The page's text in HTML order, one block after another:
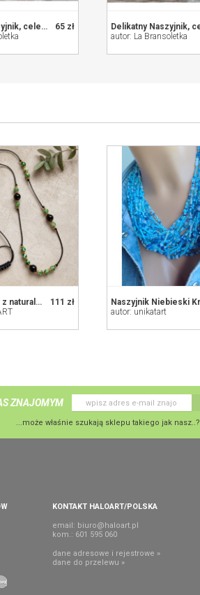
65 zł
Delikatny Naszyjnik, celebrytka, korale
autor: La Bransoletka
111 zł
Naszyjnik Roxi z naturalnymi kamieniami.
autor: unikatart
ZNAJOMYM
...może właśnie szukają sklepu takiego jak nasz..?
KONTAKT HALOART/POLSKA
email: biuro@haloart.pl
kom.: 601 595 060
dane adresowe i rejestrowe »
dane do przelewu »